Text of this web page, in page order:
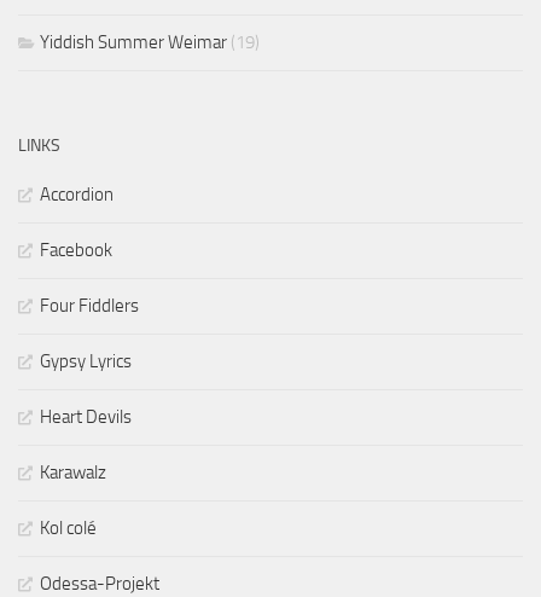
Yiddish Summer Weimar (19)
LINKS
Accordion
Facebook
Four Fiddlers
Gypsy Lyrics
Heart Devils
Karawalz
Kol colé
Odessa-Projekt